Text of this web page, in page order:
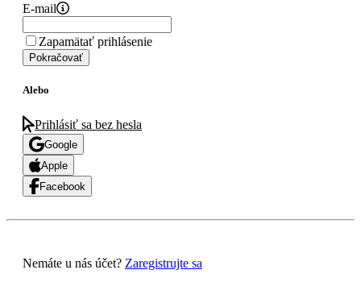
E-mail
Zapamätať prihlásenie
Pokračovať
Alebo
Prihlásiť sa bez hesla
Google
Apple
Facebook
Nemáte u nás účet? Zaregistrujte sa